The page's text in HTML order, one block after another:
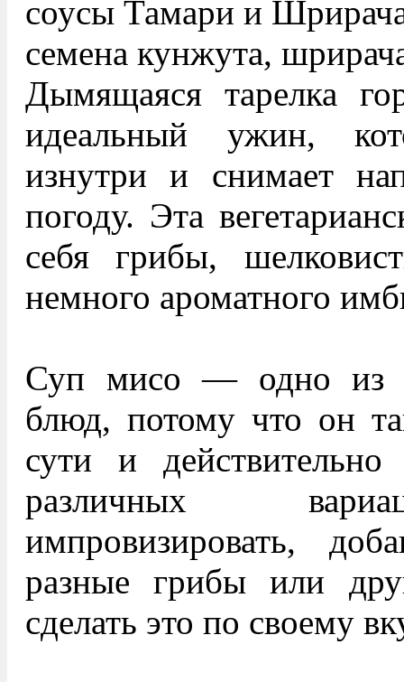
соусы Тамари и
семена кунжута,
Дымящаяся тарелка
идеальный ужин,
изнутри и снимает
погоду. Эта
себя грибы,
немного ароматного
Суп мисо — одно из
блюд, потому что он
сути и действительно
различных
импровизировать,
разные грибы или
сделать это по своему